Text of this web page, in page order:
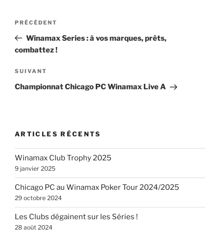
Navigation
l’article
Article
précédent
PRÉCÉDENT
Winamax Series : à vos marques, prêts,
combattez !
Article
suivant
SUIVANT
Championnat Chicago PC Winamax Live A
ARTICLES RÉCENTS
Winamax Club Trophy 2025
9 janvier 2025
Chicago PC au Winamax Poker Tour 2024/2025
29 octobre 2024
Les Clubs dégainent sur les Séries !
28 août 2024